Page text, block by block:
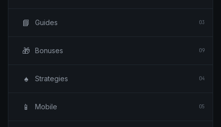
📘 Guides 03
🎁 Bonuses 09
♠️ Strategies 04
📱 Mobile 05